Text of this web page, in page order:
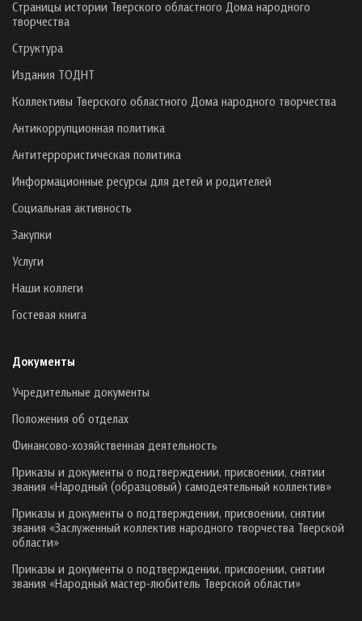
Страницы истории Тверского областного Дома народного
творчества
Структура
Издания ТОДНТ
Коллективы Тверского областного Дома народного творчества
Антикоррупционная политика
Антитеррористическая политика
Информационные ресурсы для детей и родителей
Социальная активность
Закупки
Услуги
Наши коллеги
Гостевая книга
Документы
Учредительные документы
Положения об отделах
Финансово-хозяйственная деятельность
Приказы и документы о подтверждении, присвоении, снятии
звания «Народный (образцовый) самодеятельный коллектив»
Приказы и документы о подтверждении, присвоении, снятии
звания «Заслуженный коллектив народного творчества Тверской
области»
Приказы и документы о подтверждении, присвоении, снятии
звания «Народный мастер-любитель Тверской области»